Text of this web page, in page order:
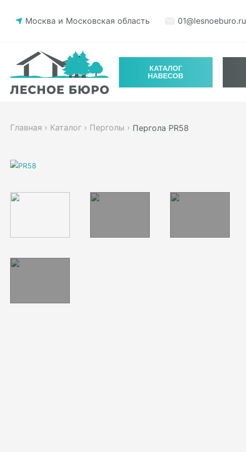
Москва и Московская область 01@lesnoeburo.ru
КАТАЛОГ
НАВЕСОВ
Главная › Каталог › Перголы › Пергола PR58